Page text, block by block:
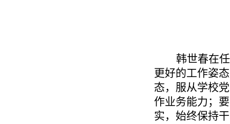
韩世春在
更好的工作姿
态，服从学校
作业务能力；
实，始终保持